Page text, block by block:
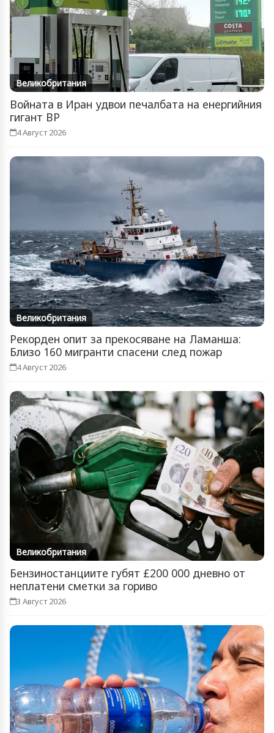
Великобритания
Войната в Иран удвои печалбата на енергийния
гигант BP
4 Август 2026
Великобритания
Рекорден опит за прекосяване на Ламанша:
Близо 160 мигранти спасени след пожар
4 Август 2026
Великобритания
Бензиностанциите губят £200 000 дневно от
неплатени сметки за гориво
3 Август 2026